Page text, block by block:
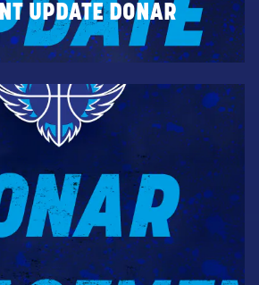
UPDATE DONAR